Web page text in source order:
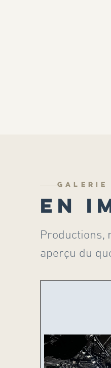
GALERIE
EN
Productions,
aperçu du